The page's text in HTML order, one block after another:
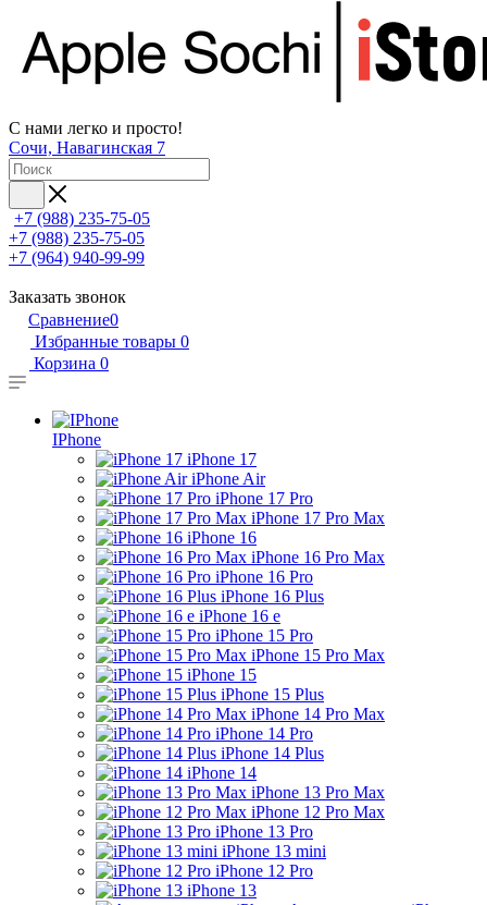
С нами легко и просто!
Сочи, Навагинская 7
+7 (988) 235-75-05
+7 (988) 235-75-05
+7 (964) 940-99-99
Заказать звонок
Сравнение0
Избранные товары 0
Корзина 0
IPhone
iPhone 17
iPhone Air
iPhone 17 Pro
iPhone 17 Pro Max
iPhone 16
iPhone 16 Pro Max
iPhone 16 Pro
iPhone 16 Plus
iPhone 16 e
iPhone 15 Pro
iPhone 15 Pro Max
iPhone 15
iPhone 15 Plus
iPhone 14 Pro Max
iPhone 14 Pro
iPhone 14 Plus
iPhone 14
iPhone 13 Pro Max
iPhone 12 Pro Max
iPhone 13 Pro
iPhone 13 mini
iPhone 12 Pro
iPhone 13